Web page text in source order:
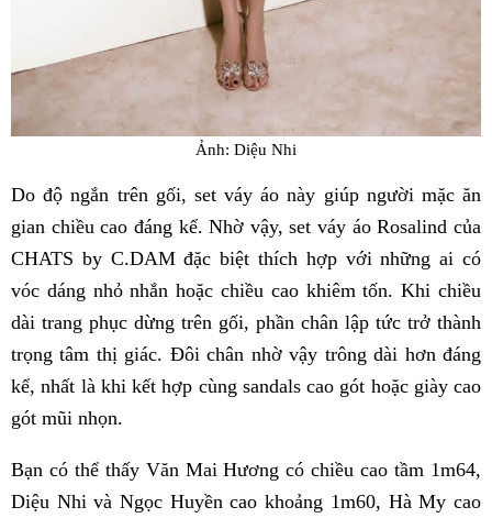
Ảnh: Diệu Nhi
Do độ ngắn trên gối, set váy áo này giúp người mặc ăn
gian chiều cao đáng kể. Nhờ vậy, set váy áo Rosalind của
CHATS by C.DAM đặc biệt thích hợp với những ai có
vóc dáng nhỏ nhắn hoặc chiều cao khiêm tốn. Khi chiều
dài trang phục dừng trên gối, phần chân lập tức trở thành
trọng tâm thị giác. Đôi chân nhờ vậy trông dài hơn đáng
kể, nhất là khi kết hợp cùng sandals cao gót hoặc giày cao
gót mũi nhọn.
Bạn có thể thấy Văn Mai Hương có chiều cao tầm 1m64,
Diệu Nhi và Ngọc Huyền cao khoảng 1m60, Hà My cao